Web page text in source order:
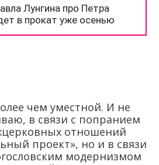
чем уместной. И не
в связи с попранием
отношений
проект», но и в связи
модернизмом